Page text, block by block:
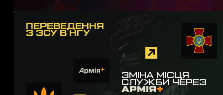
ПЕРЕВЕДЕННЯ
З ЗСУ В НГУ
ЗМІНА МІСЦЯ
СЛУЖБИ ЧЕРЕЗ
АРМІЯ +